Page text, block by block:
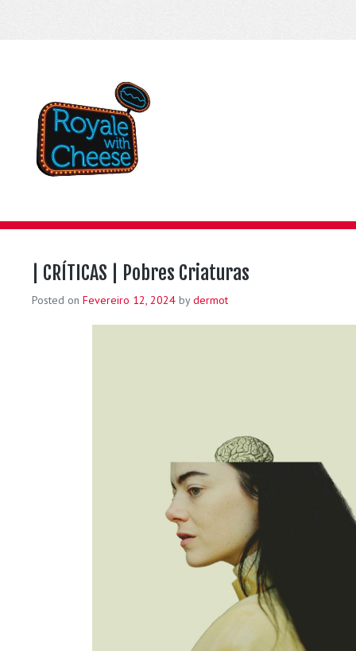
| CRÍTICAS | Pobres Criaturas
Posted on Fevereiro 12, 2024 bydermot